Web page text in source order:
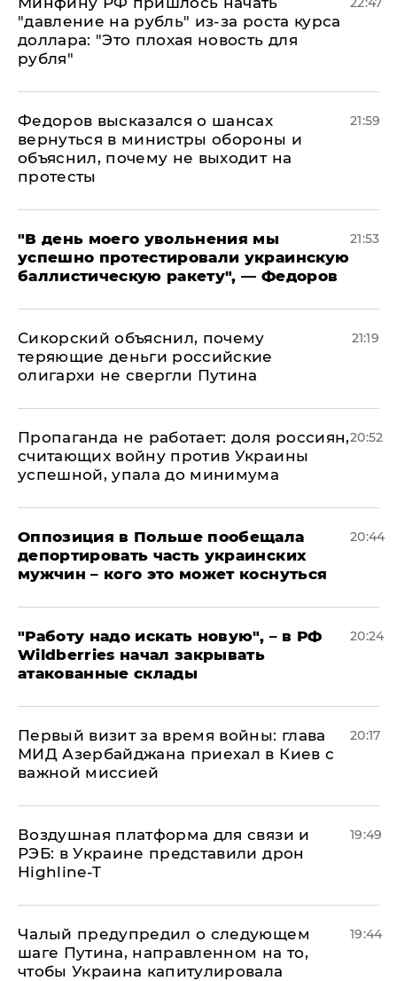
"давление на рубль" из-за роста курса
доллара: "Это плохая новость для
рубля"
Федоров высказался о шансах
вернуться в министры обороны и
объяснил, почему не выходит на
протесты
21:59
​"В день моего увольнения мы
успешно протестировали украинскую
баллистическую ракету", — Федоров
21:53
Сикорский объяснил, почему
теряющие деньги российские
олигархи не свергли Путина
21:19
​Пропаганда не работает: доля россиян,
считающих войну против Украины
успешной, упала до минимума
20:52
Оппозиция в Польше пообещала
депортировать часть украинских
мужчин – кого это может коснуться
20:44
"Работу надо искать новую", – в РФ
Wildberries начал закрывать
атакованные склады
20:24
Первый визит за время войны: глава
МИД Азербайджана приехал в Киев с
важной миссией
20:17
Воздушная платформа для связи и
РЭБ: в Украине представили дрон
Highline-T
19:49
Чалый предупредил о следующем
шаге Путина, направленном на то,
чтобы Украина капитулировала
19:44